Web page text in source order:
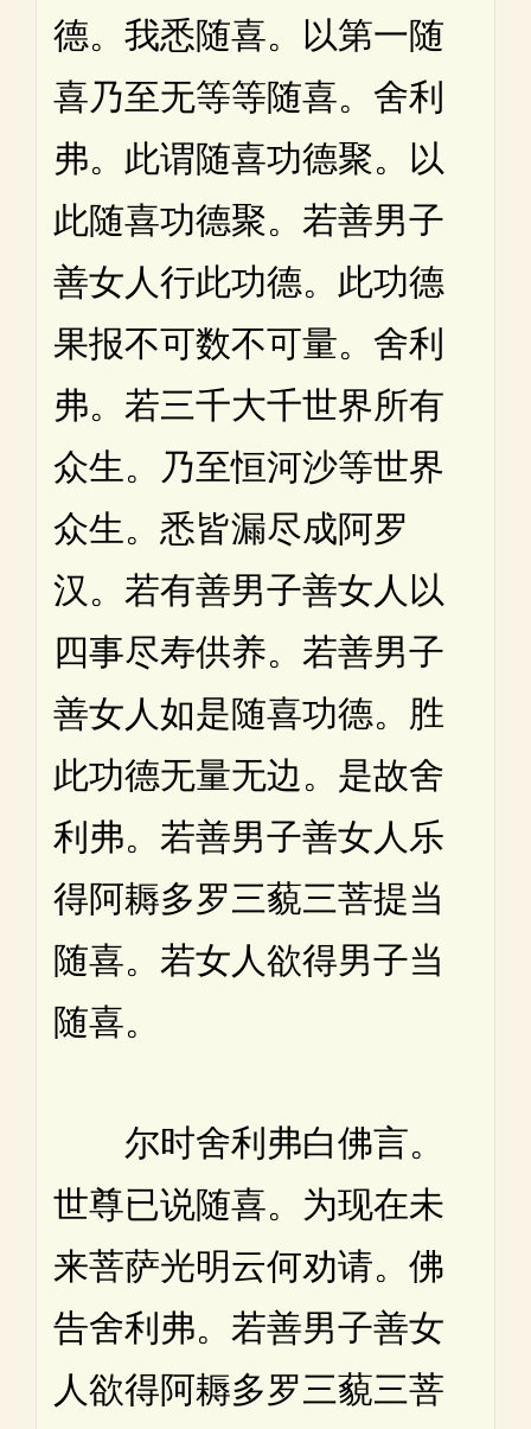
德。我悉随喜。以第一随
喜乃至无等等随喜。舍利
弗。此谓随喜功德聚。以
此随喜功德聚。若善男子
善女人行此功德。此功德
果报不可数不可量。舍利
弗。若三千大千世界所有
众生。乃至恒河沙等世界
众生。悉皆漏尽成阿罗
汉。若有善男子善女人以
四事尽寿供养。若善男子
善女人如是随喜功德。胜
此功德无量无边。是故舍
利弗。若善男子善女人乐
得阿耨多罗三藐三菩提当
随喜。若女人欲得男子当
随喜。
尔时舍利弗白佛言。
世尊已说随喜。为现在未
来菩萨光明云何劝请。佛
告舍利弗。若善男子善女
人欲得阿耨多罗三藐三菩